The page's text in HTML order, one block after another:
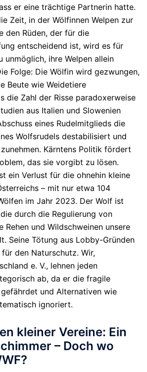
er eine trächtige Partnerin hatte.
Zeit, in der Wölfinnen Welpen zur
den Rüden, der für die
entscheidend ist, wird es für
unmöglich, ihre Welpen allein
Folge: Die Wölfin wird gezwungen,
Beute wie Weidetiere
die Zahl der Risse paradoxerweise
aus Italien und Slowenien
eines Rudelmitglieds die
Wolfsrudels destabilisiert und
Kärntens Politik fördert
das sie vorgibt zu lösen.
ein Verlust für die ohnehin kleine
– mit nur etwa 104
im Jahr 2023. Der Wolf ist
durch die Regulierung von
Rehen und Wildschweinen unsere
Seine Tötung aus Lobby-Gründen
den Naturschutz. Wir,
e. V., lehnen jeden
ab, da er die fragile
und Alternativen wie
ignoriert.
kleiner Vereine: Ein
– Doch wo